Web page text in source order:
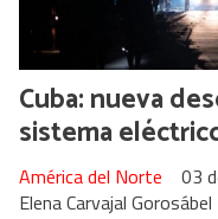
Cuba: nueva
sistema
Elena Carvajal Gorosábel
América del Norte 03